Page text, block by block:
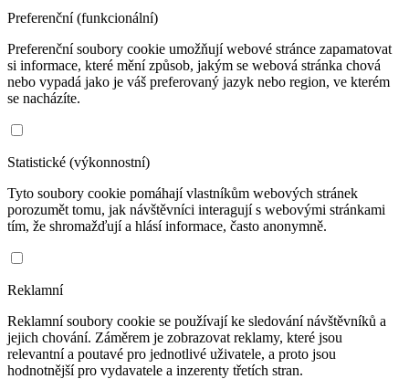
Preferenční (funkcionální)
Preferenční soubory cookie umožňují webové stránce zapamatovat
si informace, které mění způsob, jakým se webová stránka chová
nebo vypadá jako je váš preferovaný jazyk nebo region, ve kterém
se nacházíte.
Statistické (výkonnostní)
Tyto soubory cookie pomáhají vlastníkům webových stránek
porozumět tomu, jak návštěvníci interagují s webovými stránkami
tím, že shromažďují a hlásí informace, často anonymně.
Reklamní
Reklamní soubory cookie se používají ke sledování návštěvníků a
jejich chování. Záměrem je zobrazovat reklamy, které jsou
relevantní a poutavé pro jednotlivé uživatele, a proto jsou
hodnotnější pro vydavatele a inzerenty třetích stran.